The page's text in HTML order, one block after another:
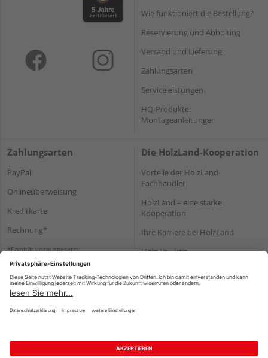
Wie funktioniert die Bestellung?
Reservierung und Abholung
Versand und Lieferung
Zahlungsarten
Serviceleistungen
HQ-Produkte:
Montageanleitungen
Zahlungsarten
PayPal
Onlineüberweisung
Kreditkarte
Rechnung*
*Bonität vorausgesetzt
Die HolzLand-Kooperation
Vorteile der HolzLand-
Fachhändler
HolzLand – eine starke
Kooperation
Ihre Karriere bei HolzLand
Holz-Lexikon
Impressum Datenschutz
Nutzungsbedingungen